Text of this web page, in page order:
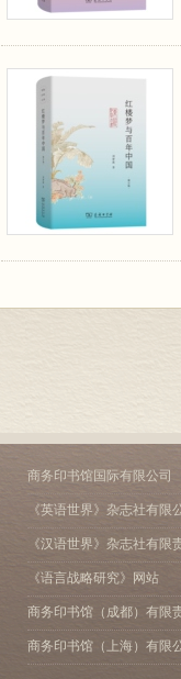
商务印书馆国际有限公司
《英语世界》杂志社有限
《汉语世界》杂志社有限
《语言战略研究》网站
商务印书馆（成都）有限
商务印书馆（上海）有限